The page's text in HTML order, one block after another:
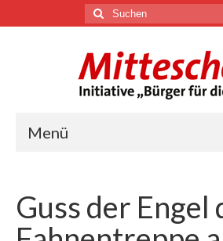
Suchen
nach:
Menü
Über uns
Guss der Engel